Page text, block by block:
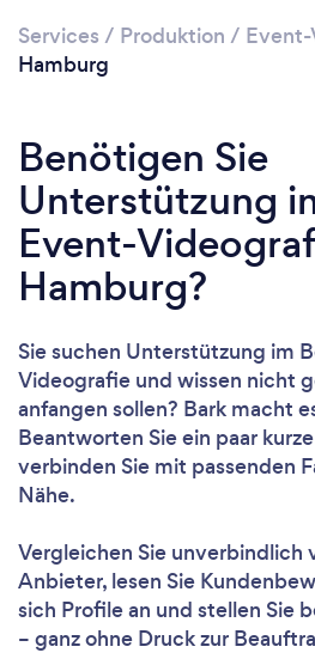
Services / Produktion /
Hamburg
Benötigen Sie
Unterstützung
Event-
Hamburg?
Sie suchen Unterstützung im
Videografie und wissen nicht
anfangen sollen? Bark macht
Beantworten Sie ein paar
verbinden Sie mit passenden
Nähe.
Vergleichen Sie unverbindlich
Anbieter, lesen Sie
sich Profile an und stellen Sie
– ganz ohne Druck zur